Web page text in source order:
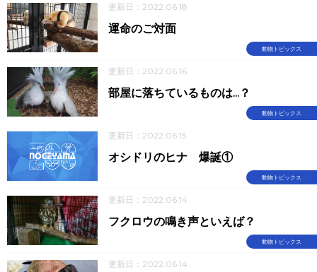
更新日：2022.06.18
動物トピックス
運命のご対面
更新日：2022.06.16
動物トピックス
部屋に落ちているものは...？
更新日：2022.06.15
動物トピックス
オシドリのヒナ 爆誕①
更新日：2022.06.14
動物トピックス
フクロウの鳴き声といえば？
更新日：2022.06.14